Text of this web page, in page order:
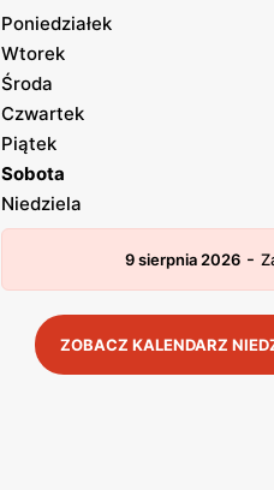
Poniedziałek
Wtorek
Środa
Czwartek
Piątek
Sobota
Niedziela
9 sierpnia 2026 -
ZOBACZ KALENDARZ